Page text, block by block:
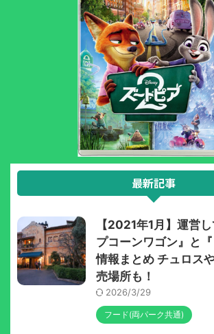
最新記事
【2021年1月】運営
プコーンワゴン』と『
情報まとめ チュロス
売場所も！
2026/3/29
フード(両パーク共通)